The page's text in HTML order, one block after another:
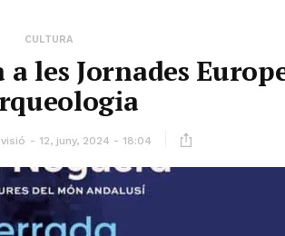
CULTURA
les Jornades
12, juny, 2024 - 18:04